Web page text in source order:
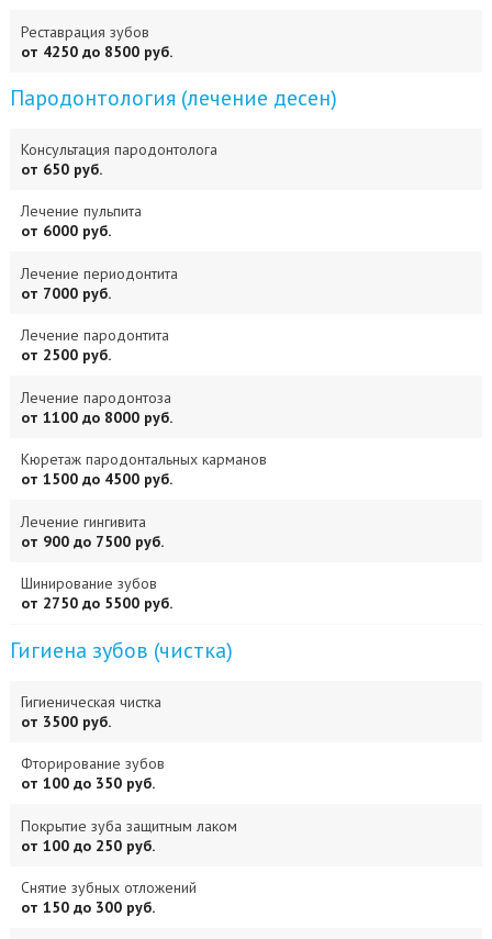
Реставрация зубов
от 4250 до 8500 руб.
Пародонтология (лечение десен)
Консультация пародонтолога
от 650 руб.
Лечение пульпита
от 6000 руб.
Лечение периодонтита
от 7000 руб.
Лечение пародонтита
от 2500 руб.
Лечение пародонтоза
от 1100 до 8000 руб.
Кюретаж пародонтальных карманов
от 1500 до 4500 руб.
Лечение гингивита
от 900 до 7500 руб.
Шинирование зубов
от 2750 до 5500 руб.
Гигиена зубов (чистка)
Гигиеническая чистка
от 3500 руб.
Фторирование зубов
от 100 до 350 руб.
Покрытие зуба защитным лаком
от 100 до 250 руб.
Снятие зубных отложений
от 150 до 300 руб.